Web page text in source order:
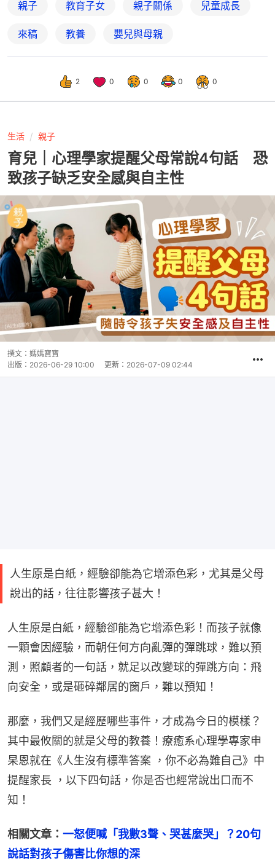
親子 教育子女 親子關係 兒童成長
來稿 教養 嬰兒與母親
2 0 0 0 0
生活 親子
育兒｜心理學家提醒父母常說4句話 恐
致孩子缺乏安全感與自主性
撰文： 媽媽寶寶
出版： 2026-06-29 10:00 更新： 2026-07-09 02:44
人生原是白紙，經驗卻能為它增添色彩，尤其是父母
說出的話，往往影響孩子甚大！
人生原是白紙，經驗卻能為它增添色彩！而孩子就像
一顆會因經驗，而朝任何方向亂彈的彈跳球，難以預
測，照顧者的一句話，就足以改變球的彈跳方向：飛
向安全，或是砸碎鄰居的窗戶，難以預知！
那麼，我們又是經歷哪些事件，才成為今日的模樣？
其中最攸關的就是父母的教養！療癒系心理學專家申
杲恩就在《人生沒有標準答案 ，你不必為難自己》中
提醒家長 ，以下四句話，你是否也經常說出口而不
知！
相關文章： 一怒便喊「我數3聲、哭甚麼哭」？20句
說話對孩子傷害比你想的深